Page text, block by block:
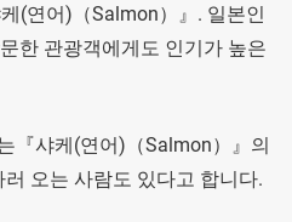
(연어)（Salmon）』. 일본인
한 관광객에게도 인기가 높은
『샤케(연어)（Salmon）』의
오는 사람도 있다고 합니다.